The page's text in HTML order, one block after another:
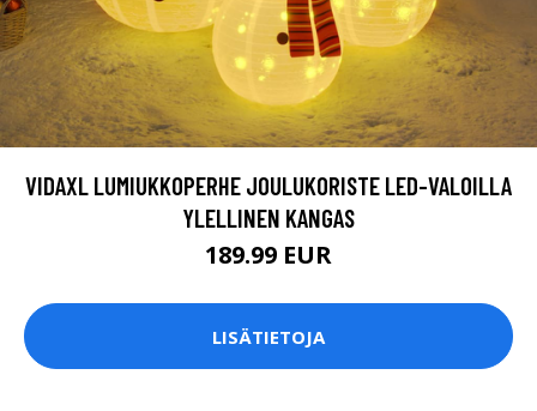
VIDAXL LUMIUKKOPERHE JOULUKORISTE LED-VALOILLA
YLELLINEN KANGAS
189.99 EUR
LISÄTIETOJA